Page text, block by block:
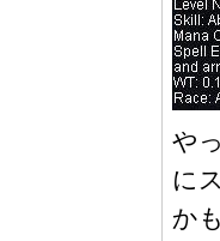
や
に
か